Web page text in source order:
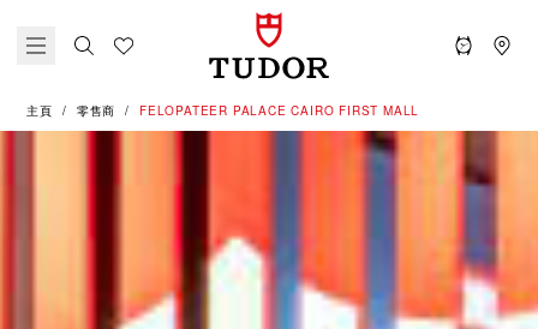
主頁 零售商 ‭FELOPATEER PALACE CAIRO FIRST MALL‬